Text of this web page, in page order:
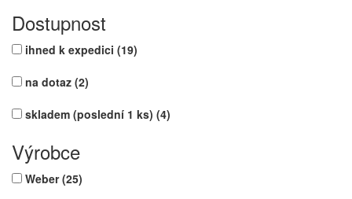
Dostupnost
ihned k expedici (19)
na dotaz (2)
skladem (poslední 1 ks) (4)
Výrobce
Weber(25)